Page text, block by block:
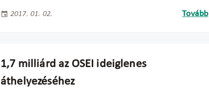
2017. 01. 02. Tovább
1,7 milliárd az OSEI ideiglenes
áthelyezéséhez